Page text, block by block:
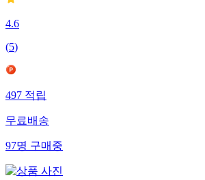
4.6
(5)
497적립
무료배송
97명구매중